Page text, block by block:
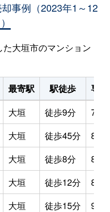
事例（2023年1～12
大垣市のマンション
最寄駅 駅徒歩
専
大垣 徒歩9分
大垣 徒歩45分
大垣 徒歩8分
大垣 徒歩12分
大垣 徒歩15分